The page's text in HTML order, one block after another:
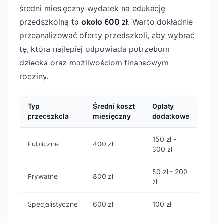
średni miesięczny wydatek na edukację
przedszkolną to około 600 zł. Warto dokładnie
przeanalizować oferty przedszkoli, aby wybrać
tę, która najlepiej odpowiada potrzebom
dziecka oraz możliwościom finansowym
rodziny.
Typ
przedszkola
Średni koszt
miesięczny
Opłaty
dodatkowe
Publiczne 400 zł
150 zł -
300 zł
Prywatne 800 zł
50 zł - 200
zł
Specjalistyczne 600 zł 100 zł